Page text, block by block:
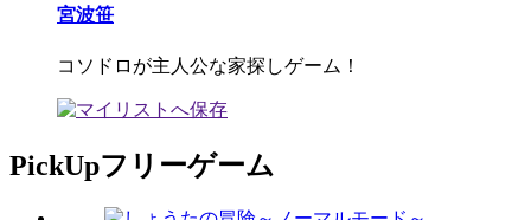
宮波笹
コソドロが主人公な家探しゲーム！
PickUpフリーゲーム